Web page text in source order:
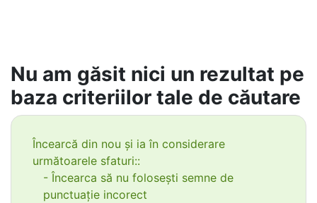
Nu am găsit nici un rezultat pe
baza criteriilor tale de căutare
Încearcă din nou și ia în considerare
următoarele sfaturi::
- Încearca să nu folosești semne de
punctuație incorect